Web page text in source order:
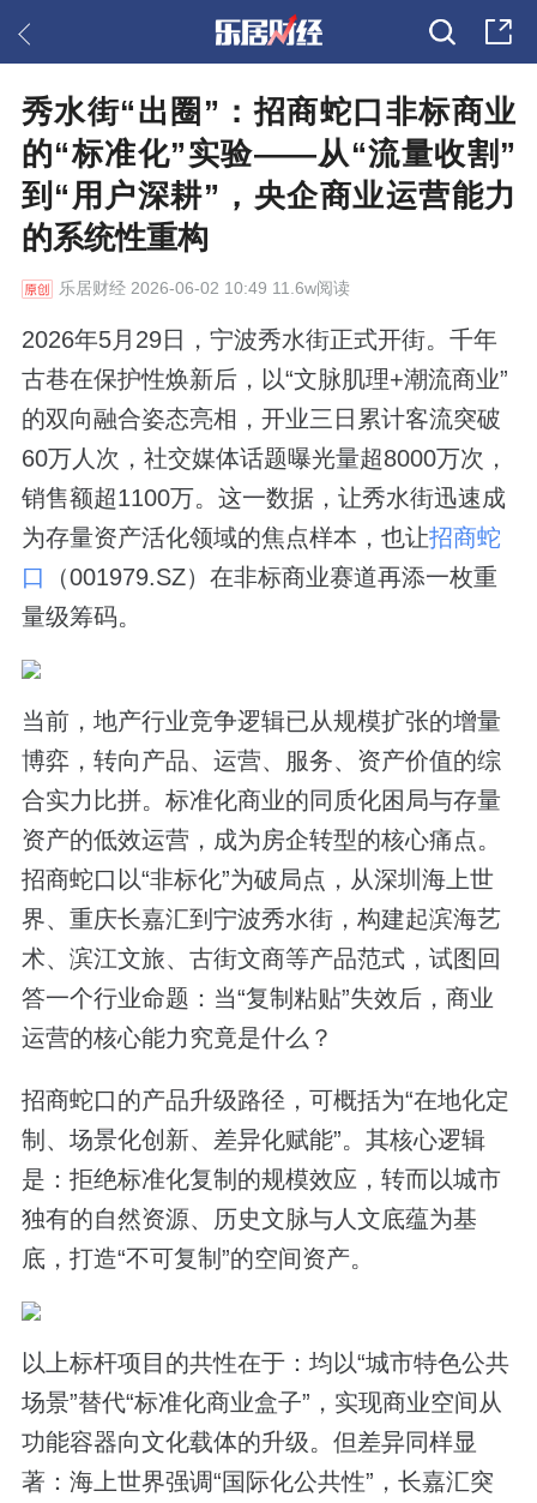
秀水街“出圈”：招商蛇口非标商业
的“标准化”实验——从“流量收割”
到“用户深耕”，央企商业运营能力
的系统性重构
乐居财经2026-06-02 10:49 11.6w阅读
2026年5月29日，宁波秀水街正式开街。千年
古巷在保护性焕新后，以“文脉肌理+潮流商业”
的双向融合姿态亮相，开业三日累计客流突破
60万人次，社交媒体话题曝光量超8000万次，
销售额超1100万。这一数据，让秀水街迅速成
为存量资产活化领域的焦点样本，也让招商蛇
口
（001979.SZ）在非标商业赛道再添一枚重
量级筹码。
当前，地产行业竞争逻辑已从规模扩张的增量
博弈，转向产品、运营、服务、资产价值的综
合实力比拼。标准化商业的同质化困局与存量
资产的低效运营，成为房企转型的核心痛点。
招商蛇口以“非标化”为破局点，从深圳海上世
界、重庆长嘉汇到宁波秀水街，构建起滨海艺
术、滨江文旅、古街文商等产品范式，试图回
答一个行业命题：当“复制粘贴”失效后，商业
运营的核心能力究竟是什么？
招商蛇口的产品升级路径，可概括为“在地化定
制、场景化创新、差异化赋能”。其核心逻辑
是：拒绝标准化复制的规模效应，转而以城市
独有的自然资源、历史文脉与人文底蕴为基
底，打造“不可复制”的空间资产。
以上标杆项目的共性在于：均以“城市特色公共
场景”替代“标准化商业盒子”，实现商业空间从
功能容器向文化载体的升级。但差异同样显
著：海上世界强调“国际化公共性”，长嘉汇突